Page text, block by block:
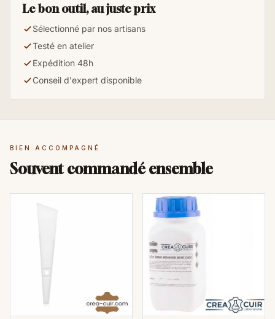
Le bon outil, au juste prix
Sélectionné par nos artisans
Testé en atelier
Expédition 48h
Conseil d'expert disponible
BIEN ACCOMPAGNÉ
Souvent commandé ensemble